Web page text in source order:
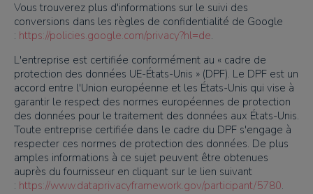
Vous trouverez plus d'informations sur le suivi des
conversions dans les règles de confidentialité de Google
: https://policies.google.com/privacy?hl=de.
L'entreprise est certifiée conformément au « cadre de
protection des données UE-États-Unis » (DPF). Le DPF est un
accord entre l'Union européenne et les États-Unis qui vise à
garantir le respect des normes européennes de protection
des données pour le traitement des données aux États-Unis.
Toute entreprise certifiée dans le cadre du DPF s'engage à
respecter ces normes de protection des données. De plus
amples informations à ce sujet peuvent être obtenues
auprès du fournisseur en cliquant sur le lien suivant
: https://www.dataprivacyframework.gov/participant/5780.